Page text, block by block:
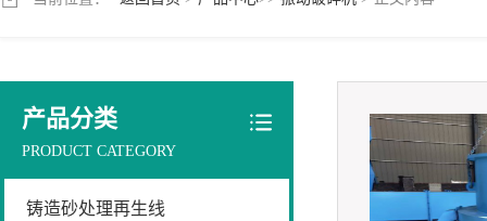
产品分类
PRODUCT CATEGORY
铸造砂处理再生线